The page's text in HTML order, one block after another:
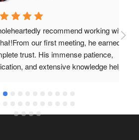
recommend working with
first meeting, he earned my
immense patience,
extensive knowledge helped us
such a specialist